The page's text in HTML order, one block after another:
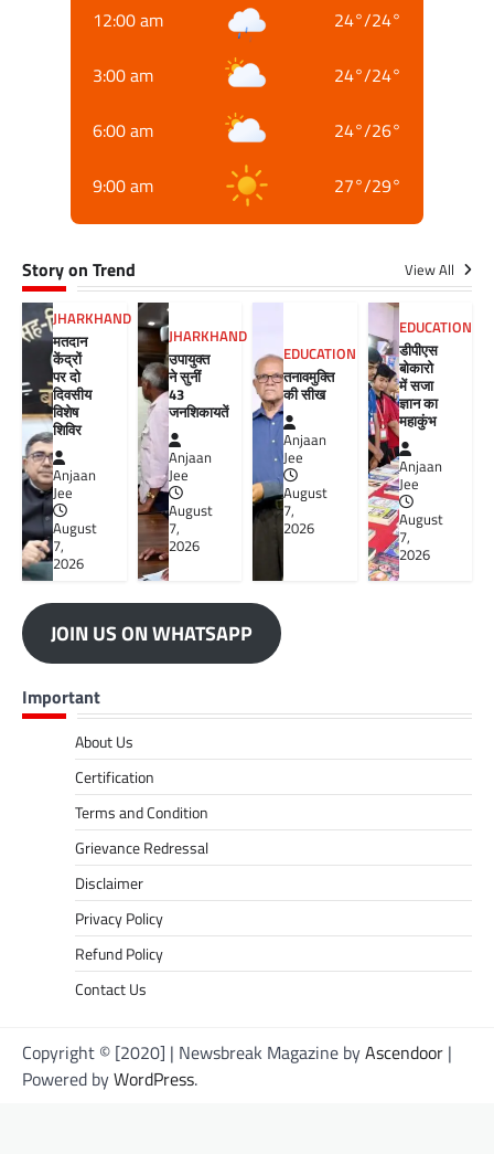
12:00 am 24°/24°
3:00 am 24°/24°
6:00 am 24°/26°
9:00 am 27°/29°
Story on Trend View All
JHARKHAND
मतदान
केंद्रों
पर दो
दिवसीय
विशेष
शिविर
Anjaan
Jee
August
7,
2026
JHARKHAND
उपायुक्त
ने सुनीं
43
जनशिकायतें
Anjaan
Jee
August
7,
2026
EDUCATION
तनावमुक्ति
की सीख
Anjaan
Jee
August
7,
2026
EDUCATION
डीपीएस
बोकारो
में सजा
ज्ञान का
महाकुंभ
Anjaan
Jee
August
7,
2026
JOIN US ON WHATSAPP
Important
About Us
Certification
Terms and Condition
Grievance Redressal
Disclaimer
Privacy Policy
Refund Policy
Contact Us
Copyright © [2020] | Newsbreak Magazine byAscendoor |
Powered byWordPress.